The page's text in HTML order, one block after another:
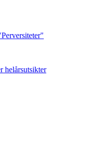
helårsutsikter